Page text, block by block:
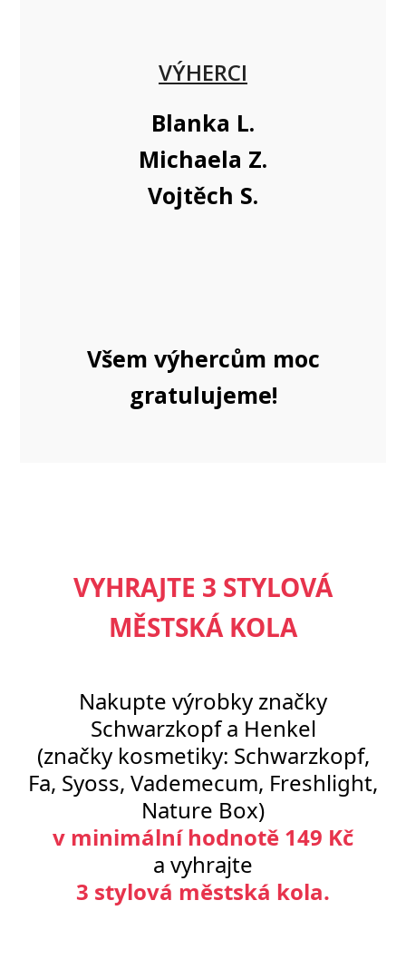
VÝHERCI
Blanka L.
Michaela Z.
Vojtěch S.
Všem výhercům moc
gratulujeme!
VYHRAJTE 3 STYLOVÁ
MĚSTSKÁ KOLA
Nakupte výrobky značky
Schwarzkopf a Henkel
(značky kosmetiky: Schwarzkopf,
Fa, Syoss, Vademecum, Freshlight,
Nature Box)
v minimální hodnotě 149 Kč
a vyhrajte
3 stylová městská kola.